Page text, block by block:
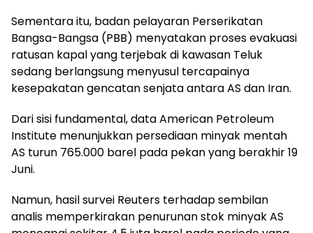
Sementara itu, badan pelayaran Perserikatan
Bangsa-Bangsa (PBB) menyatakan proses evakuasi
ratusan kapal yang terjebak di kawasan Teluk
sedang berlangsung menyusul tercapainya
kesepakatan gencatan senjata antara AS dan Iran.
Dari sisi fundamental, data American Petroleum
Institute menunjukkan persediaan minyak mentah
AS turun 765.000 barel pada pekan yang berakhir 19
Juni.
Namun, hasil survei Reuters terhadap sembilan
analis memperkirakan penurunan stok minyak AS